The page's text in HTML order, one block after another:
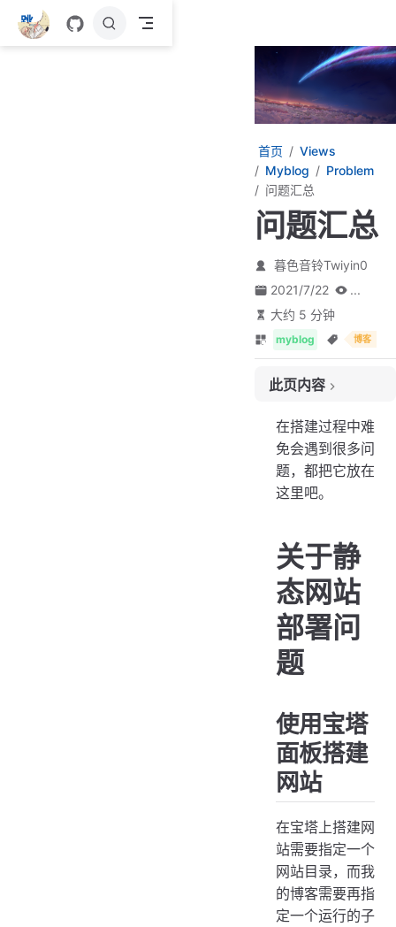
跳
至
首页
Views
Myblog
Problem
问题汇总
问题汇总
暮色音铃Twiyin0
2021/7/22
...
大约 5 分钟
myblog 博客
此页内容
meting音乐播放插件的问题
博客列表透明化
操作
摘要问题
主题更换问题
VScode报错
解决办法1
在搭建过程中难
免会遇到很多问
题，都把它放在
这里吧。
关于静
态网站
部署问
题
使用宝塔
面板搭建
网站
在宝塔上搭建网
站需要指定一个
网站目录，而我
的博客需要再指
定一个运行的子